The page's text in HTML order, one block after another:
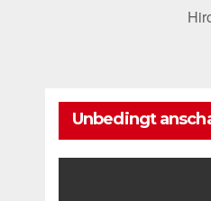
Unbedingt